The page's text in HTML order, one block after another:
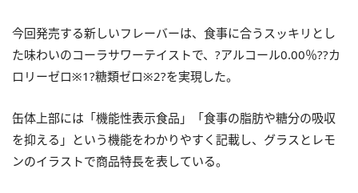
今回発売する新しいフレーバーは、食事に合うスッキリとし
た味わいのコーラサワーテイストで、?アルコール0.00％??カ
ロリーゼロ※1?糖類ゼロ※2?を実現した。
缶体上部には「機能性表示食品」「食事の脂肪や糖分の吸収
を抑える」という機能をわかりやすく記載し、グラスとレモ
ンのイラストで商品特長を表している。